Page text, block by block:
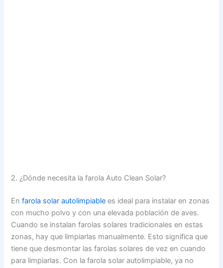
2. ¿Dónde necesita la farola Auto Clean Solar?
Enfarola solar autolimpiable es ideal para instalar en zonas
con mucho polvo y con una elevada población de aves.
Cuando se instalan farolas solares tradicionales en estas
zonas, hay que limpiarlas manualmente. Esto significa que
tiene que desmontar las farolas solares de vez en cuando
para limpiarlas. Con la farola solar autolimpiable, ya no